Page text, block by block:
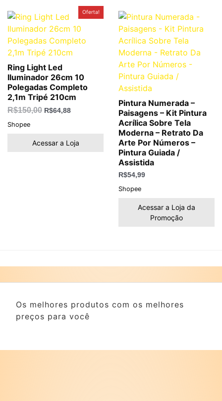
Oferta!
Ring Light Led
Iluminador 26cm 10
Polegadas Completo
2,1m Tripé 210cm
R$150,00
preço
original
era:
R$150,00.
R$64,88
é:
R$64,88.
Shopee
Acessar a Loja
Pintura Numerada –
Paisagens – Kit Pintura
Acrílica Sobre Tela
Moderna – Retrato Da
Arte Por Números –
Pintura Guiada /
Assistida
R$54,99
Shopee
Acessar a Loja da
Promoção
Os melhores produtos com os melhores
preços para você